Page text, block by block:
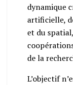
dynamique
artificielle,
et du
de la
L’objectif